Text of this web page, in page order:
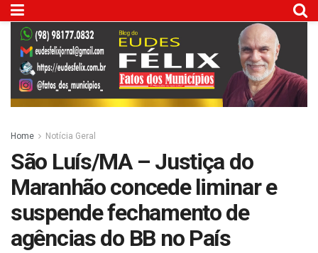
Home Notícia Geral
São Luís/MA – Justiça do
Maranhão concede liminar e
suspende fechamento de
agências do BB no País